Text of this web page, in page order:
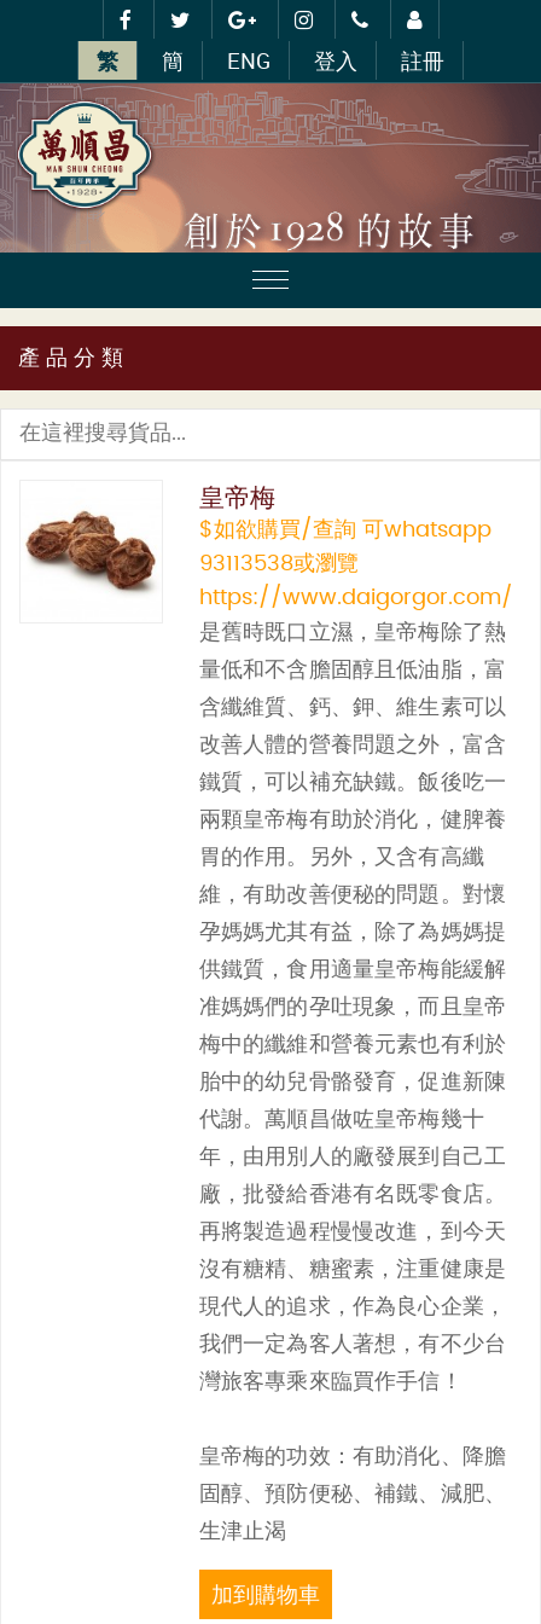
繁 簡 ENG 登入 註冊
產 品 分 類
皇帝梅
$如欲購買/查詢 可whatsapp
93113538或瀏覽
https://www.daigorgor.com/
是舊時既口立濕，皇帝梅除了熱
量低和不含膽固醇且低油脂，富
含纖維質、鈣、鉀、維生素可以
改善人體的營養問題之外，富含
鐵質，可以補充缺鐵。飯後吃一
兩顆皇帝梅有助於消化，健脾養
胃的作用。另外，又含有高纖
維，有助改善便秘的問題。對懷
孕媽媽尤其有益，除了為媽媽提
供鐵質，食用適量皇帝梅能緩解
准媽媽們的孕吐現象，而且皇帝
梅中的纖維和營養元素也有利於
胎中的幼兒骨骼發育，促進新陳
代謝。萬順昌做咗皇帝梅幾十
年，由用別人的廠發展到自己工
廠，批發給香港有名既零食店。
再將製造過程慢慢改進，到今天
沒有糖精、糖蜜素，注重健康是
現代人的追求，作為良心企業，
我們一定為客人著想，有不少台
灣旅客專乘來臨買作手信！
皇帝梅的功效：有助消化、降膽
固醇、預防便秘、補鐵、減肥、
生津止渴
加到購物車